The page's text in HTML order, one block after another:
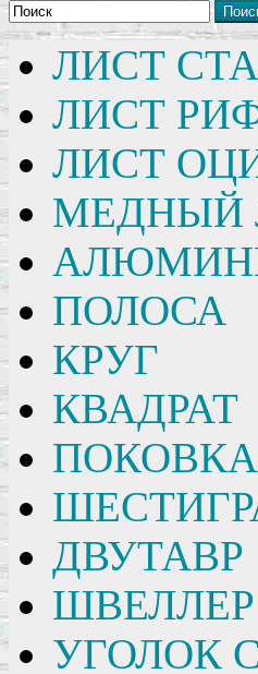
ЛИСТ
ЛИСТ
ЛИСТ
МЕДНЫЙ
ПОЛОСА
КРУГ
КВАДРАТ
ПОКОВКА
ДВУТАВР
ШВЕЛЛЕР
УГОЛОК